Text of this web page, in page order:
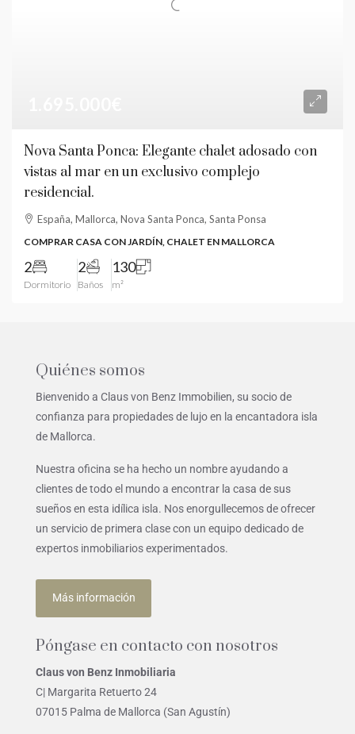
Nova Santa Ponca: Elegante chalet adosado con
vistas al mar en un exclusivo complejo
residencial.
España, Mallorca, Nova Santa Ponca, Santa Ponsa
COMPRAR CASA CON JARDÍN, CHALET EN MALLORCA
2
Dormitorio
2
Baños
130
m²
Quiénes somos
Bienvenido a Claus von Benz Immobilien, su socio de
confianza para propiedades de lujo en la encantadora isla
de Mallorca.
Nuestra oficina se ha hecho un nombre ayudando a
clientes de todo el mundo a encontrar la casa de sus
sueños en esta idílica isla. Nos enorgullecemos de ofrecer
un servicio de primera clase con un equipo dedicado de
expertos inmobiliarios experimentados.
Más información
Póngase en contacto con nosotros
Claus von Benz Inmobiliaria
C| Margarita Retuerto 24
07015 Palma de Mallorca (San Agustín)